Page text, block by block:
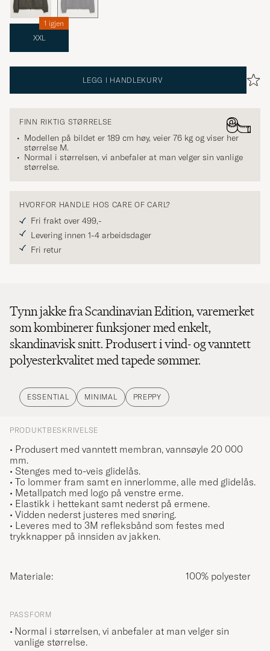
XXL
1 igjen
LEGG I HANDLEKURV
FINN RIKTIG STØRRELSE
Modellen på bildet er 189 cm høy, veier 76 kg og viser her
størrelse M.
Normal i størrelsen, vi anbefaler at man velger sin vanlige
størrelse.
HVORFOR HANDLE HOS CARE OF CARL?
Fri frakt over 499,-
Levering innen 1-4 arbeidsdager
Fri retur
Tynn jakke fra Scandinavian Edition, varemerket
som kombinerer funksjoner med enkelt,
skandinavisk snitt. Produsert i vind- og vanntett
polyesterkvalitet med tapede sømmer.
ESSENTIAL MINIMAL PREPPY
PRODUKTBESKRIVELSE
• Produsert med vanntett membran, vannsøyle 20 000
mm.
• Stenges med to-veis glidelås.
• To lommer fram samt en innerlomme, alle med glidelås.
• Metallpatch med logo på venstre erme.
• Elastikk i hettekant samt nederst på ermene.
• Vidden nederst justeres med snøring.
• Leveres med to 3M refleksbånd som festes med
trykknapper på innsiden av jakken.
Materiale: 100% polyester
PASSFORM
Normal i størrelsen, vi anbefaler at man velger sin
vanlige størrelse.